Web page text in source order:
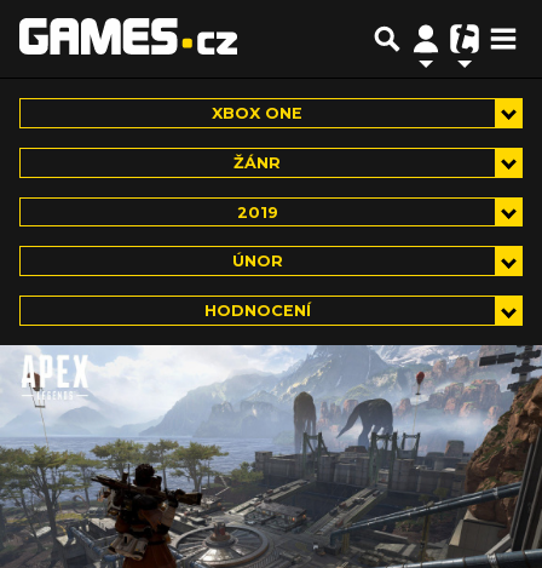
XBOX ONE
ŽÁNR
2019
ÚNOR
HODNOCENÍ